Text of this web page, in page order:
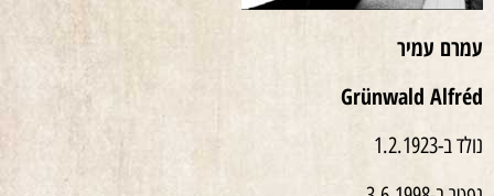
עמרם עמיר
Grünwald Alfréd
נולד ב-1.2.1923